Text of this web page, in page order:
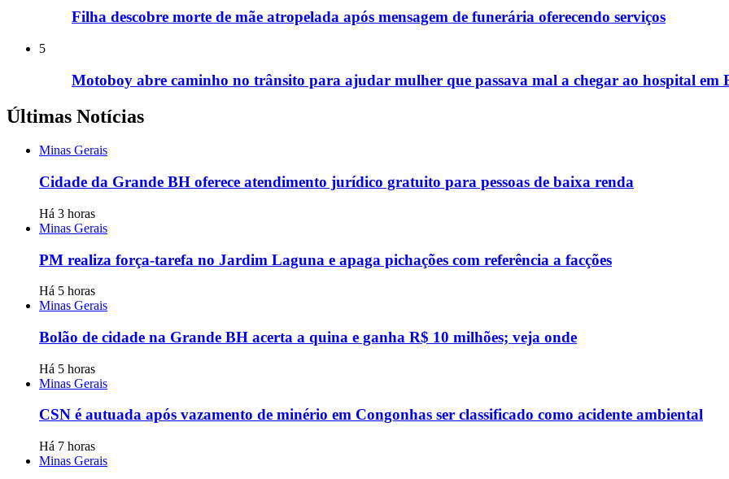
Filha descobre morte de mãe atropelada após mensagem de funerária oferecendo serviços
5
Motoboy abre caminho no trânsito para ajudar mulher que passava mal a chegar ao hospital em
Últimas Notícias
Minas Gerais
Cidade da Grande BH oferece atendimento jurídico gratuito para pessoas de baixa renda
Há 3 horas
Minas Gerais
PM realiza força-tarefa no Jardim Laguna e apaga pichações com referência a facções
Há 5 horas
Minas Gerais
Bolão de cidade na Grande BH acerta a quina e ganha R$ 10 milhões; veja onde
Há 5 horas
Minas Gerais
CSN é autuada após vazamento de minério em Congonhas ser classificado como acidente ambiental
Há 7 horas
Minas Gerais